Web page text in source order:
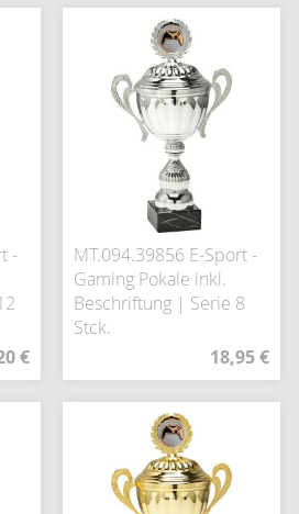
-
€
MT.094.39856 E-Sport -
Gaming Pokale inkl.
Beschriftung | Serie 8
Stck.
18,95 €